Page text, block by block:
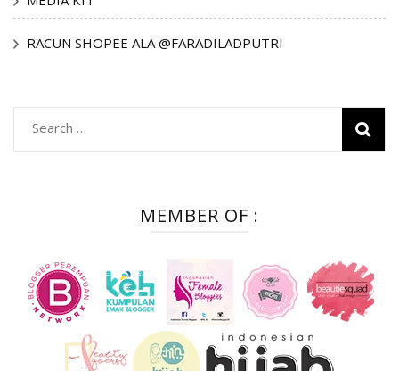
RACUN SHOPEE ALA @FARADILADPUTRI
Search
for:
MEMBER OF :